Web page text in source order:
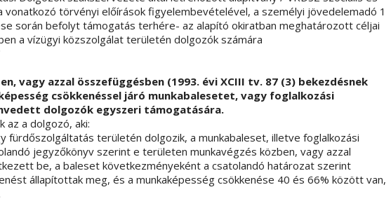
törvényi előírások figyelembevételével, a személyi jövedelemadó 1
során befolyt támogatás terhére- az alapító okiratban meghatározott céljai
a vízügyi közszolgálat területén dolgozók számára
vagy azzal összefüggésben (1993. évi XCIII tv. 87 (3) bekezdésnek
csökkenéssel járó munkabalesetet, vagy foglalkozási
dolgozók egyszeri támogatására.
az a dolgozó, aki:
fürdőszolgáltatás területén dolgozik, a munkabaleset, illetve foglalkozási
jegyzőkönyv szerint e területen munkavégzés közben, vagy azzal
be, a baleset következményeként a csatolandó határozat szerint
állapítottak meg, és a munkaképesség csökkenése 40 és 66% között van,